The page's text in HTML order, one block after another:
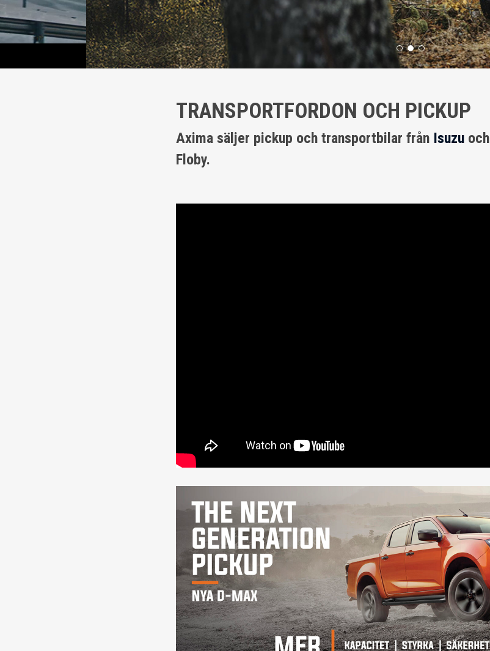
TRANSPORTFORDON OCH PICKUP
Axima säljer pickup och transportbilar från Isuzu och
Floby.